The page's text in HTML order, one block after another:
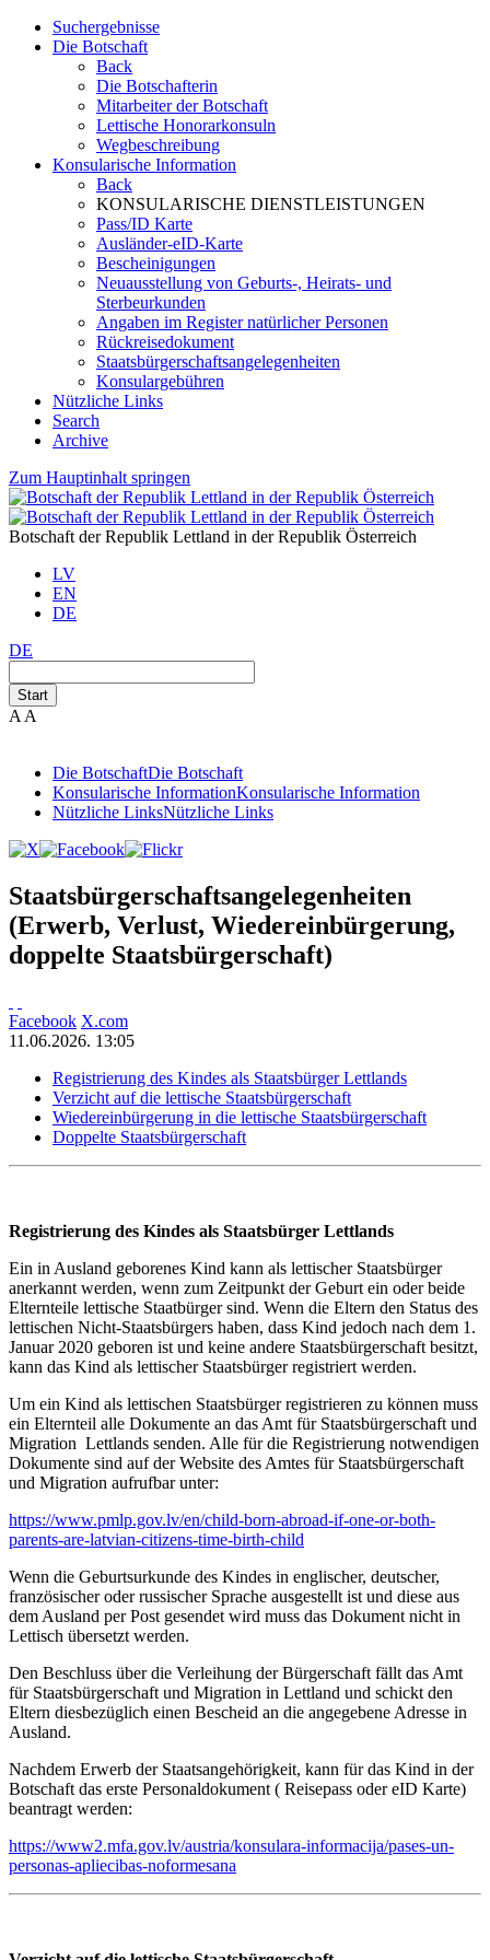
Suchergebnisse
Die Botschaft
Back
Die Botschafterin
Mitarbeiter der Botschaft
Lettische Honorarkonsuln
Wegbeschreibung
Konsularische Information
Back
KONSULARISCHE DIENSTLEISTUNGEN
Pass/ID Karte
Ausländer-eID-Karte
Bescheinigungen
Neuausstellung von Geburts-, Heirats- und
Sterbeurkunden
Angaben im Register natürlicher Personen
Rückreisedokument
Staatsbürgerschaftsangelegenheiten
Konsulargebühren
Nützliche Links
Search
Archive
Zum Hauptinhalt springen
Botschaft der Republik Lettland in der Republik Österreich
LV
EN
DE
DE
Start
A A
Die BotschaftDie Botschaft
Konsularische InformationKonsularische Information
Nützliche LinksNützliche Links
Staatsbürgerschaftsangelegenheiten
(Erwerb, Verlust, Wiedereinbürgerung,
doppelte Staatsbürgerschaft)
Facebook X.com
11.06.2026. 13:05
Registrierung des Kindes als Staatsbürger Lettlands
Verzicht auf die lettische Staatsbürgerschaft
Wiedereinbürgerung in die lettische Staatsbürgerschaft
Doppelte Staatsbürgerschaft
Registrierung des Kindes als Staatsbürger Lettlands
Ein in Ausland geborenes Kind kann als lettischer Staatsbürger
anerkannt werden, wenn zum Zeitpunkt der Geburt ein oder beide
Elternteile lettische Staatbürger sind. Wenn die Eltern den Status des
lettischen Nicht-Staatsbürgers haben, dass Kind jedoch nach dem 1.
Januar 2020 geboren ist und keine andere Staatsbürgerschaft besitzt,
kann das Kind als lettischer Staatsbürger registriert werden.
Um ein Kind als lettischen Staatsbürger registrieren zu können muss
ein Elternteil alle Dokumente an das Amt für Staatsbürgerschaft und
Migration Lettlands senden. Alle für die Registrierung notwendigen
Dokumente sind auf der Website des Amtes für Staatsbürgerschaft
und Migration aufrufbar unter:
https://www.pmlp.gov.lv/en/child-born-abroad-if-one-or-both-
parents-are-latvian-citizens-time-birth-child
Wenn die Geburtsurkunde des Kindes in englischer, deutscher,
französischer oder russischer Sprache ausgestellt ist und diese aus
dem Ausland per Post gesendet wird muss das Dokument nicht in
Lettisch übersetzt werden.
Den Beschluss über die Verleihung der Bürgerschaft fällt das Amt
für Staatsbürgerschaft und Migration in Lettland und schickt den
Eltern diesbezüglich einen Bescheid an die angegebene Adresse in
Ausland.
Nachdem Erwerb der Staatsangehörigkeit, kann für das Kind in der
Botschaft das erste Personaldokument ( Reisepass oder eID Karte)
beantragt werden:
https://www2.mfa.gov.lv/austria/konsulara-informacija/pases-un-
personas-apliecibas-noformesana